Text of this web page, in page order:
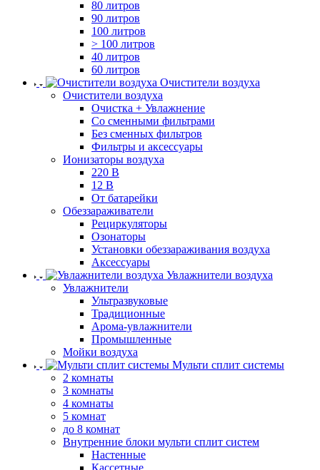
80 литров
90 литров
100 литров
> 100 литров
40 литров
60 литров
Очистители воздуха
Очистители воздуха
Очистка + Увлажнение
Cо сменными фильтрами
Без сменных фильтров
Фильтры и аксессуары
Ионизаторы воздуха
220 В
12 В
От батарейки
Обеззараживатели
Рециркуляторы
Озонаторы
Установки обеззараживания воздуха
Аксессуары
Увлажнители воздуха
Увлажнители
Ультразвуковые
Традиционные
Арома-увлажнители
Промышленные
Мойки воздуха
Мульти сплит системы
2 комнаты
3 комнаты
4 комнаты
5 комнат
до 8 комнат
Внутренние блоки мульти сплит систем
Настенные
Кассетные